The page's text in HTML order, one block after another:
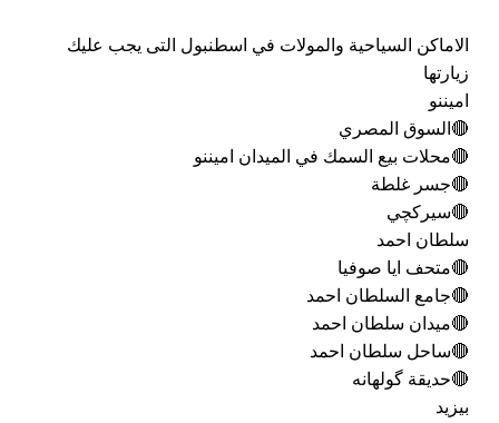
الاماكن السياحية والمولات في اسطنبول التى يجب عليك
زيارتها
اميننو
🔴السوق المصري
🔴محلات بيع السمك في الميدان اميننو
🔴جسر غلطة
🔴سيركچي
سلطان احمد
🔴متحف ايا صوفيا
🔴جامع السلطان احمد
🔴ميدان سلطان احمد
🔴ساحل سلطان احمد
🔴حديقة گولهانه
بيزيد